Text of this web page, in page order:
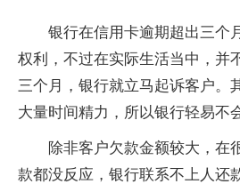
银行在信用卡逾期超出三个
权利，不过在实际生活当中，并
三个月，银行就立马起诉客户。
大量时间精力，所以银行轻易不
除非客户欠款金额较大，在
款都没反应，银行联系不上人还